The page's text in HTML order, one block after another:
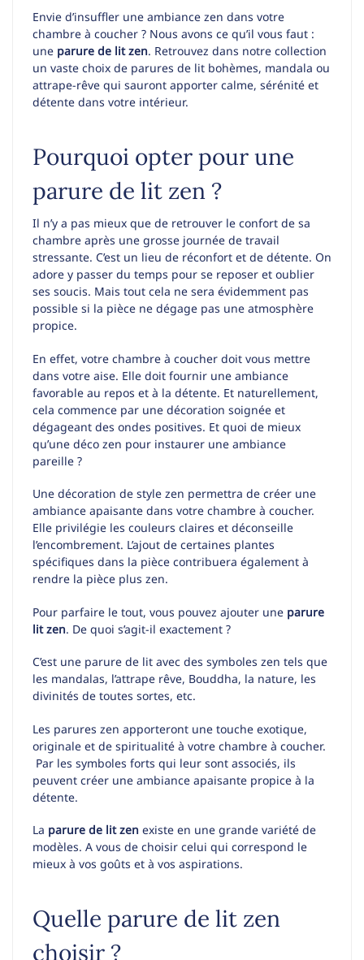
Envie d’insuffler une ambiance zen dans votre
chambre à coucher ? Nous avons ce qu’il vous faut :
une parure de lit zen. Retrouvez dans notre collection
un vaste choix de parures de lit bohèmes, mandala ou
attrape-rêve qui sauront apporter calme, sérénité et
détente dans votre intérieur.
Pourquoi opter pour une
parure de lit zen ?
Il n’y a pas mieux que de retrouver le confort de sa
chambre après une grosse journée de travail
stressante. C’est un lieu de réconfort et de détente. On
adore y passer du temps pour se reposer et oublier
ses soucis. Mais tout cela ne sera évidemment pas
possible si la pièce ne dégage pas une atmosphère
propice.
En effet, votre chambre à coucher doit vous mettre
dans votre aise. Elle doit fournir une ambiance
favorable au repos et à la détente. Et naturellement,
cela commence par une décoration soignée et
dégageant des ondes positives. Et quoi de mieux
qu’une déco zen pour instaurer une ambiance
pareille ?
Une décoration de style zen permettra de créer une
ambiance apaisante dans votre chambre à coucher.
Elle privilégie les couleurs claires et déconseille
l’encombrement. L’ajout de certaines plantes
spécifiques dans la pièce contribuera également à
rendre la pièce plus zen.
Pour parfaire le tout, vous pouvez ajouter une parure
lit zen. De quoi s’agit-il exactement ?
C’est une parure de lit avec des symboles zen tels que
les mandalas, l’attrape rêve, Bouddha, la nature, les
divinités de toutes sortes, etc.
Les parures zen apporteront une touche exotique,
originale et de spiritualité à votre chambre à coucher.
Par les symboles forts qui leur sont associés, ils
peuvent créer une ambiance apaisante propice à la
détente.
La parure de lit zen existe en une grande variété de
modèles. A vous de choisir celui qui correspond le
mieux à vos goûts et à vos aspirations.
Quelle parure de lit zen
choisir ?